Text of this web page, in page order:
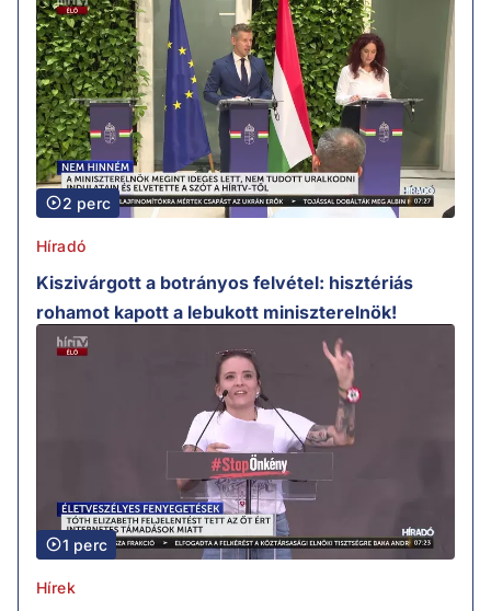
2 perc
Híradó
Kiszivárgott a botrányos felvétel: hisztériás
rohamot kapott a lebukott miniszterelnök!
1 perc
Hírek